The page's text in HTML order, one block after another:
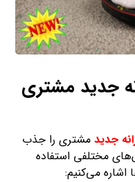
جدید مشتری
جدید مشتری را جذب
مختلفی استفاده
اشاره می‌کنیم: